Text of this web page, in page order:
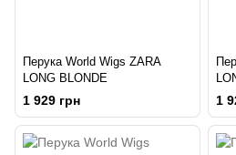
Перука World Wigs ZARA
LONG BLONDE
1 929 грн 1